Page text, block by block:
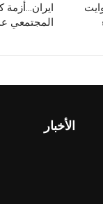
المجتمعي
الأخبار